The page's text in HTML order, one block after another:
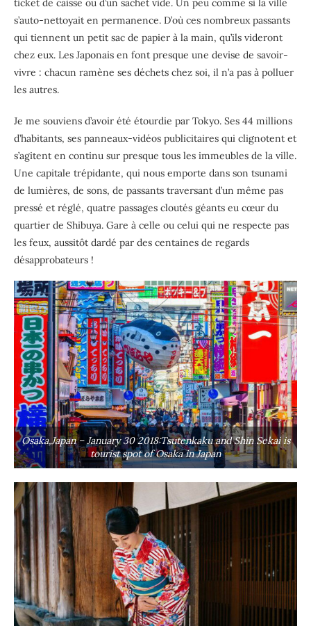
ticket de caisse ou d’un sachet vide. Un peu comme si la ville
s’auto-nettoyait en permanence. D’où ces nombreux passants
qui tiennent un petit sac de papier à la main, qu’ils videront
chez eux. Les Japonais en font presque une devise de savoir-
vivre : chacun ramène ses déchets chez soi, il n’a pas à polluer
les autres.
Je me souviens d’avoir été étourdie par Tokyo. Ses 44 millions
d’habitants, ses panneaux-vidéos publicitaires qui clignotent et
s’agitent en continu sur presque tous les immeubles de la ville.
Une capitale trépidante, qui nous emporte dans son tsunami
de lumières, de sons, de passants traversant d’un même pas
pressé et réglé, quatre passages cloutés géants eu cœur du
quartier de Shibuya. Gare à celle ou celui qui ne respecte pas
les feux, aussitôt dardé par des centaines de regards
désapprobateurs !
Osaka,Japan – January 30 2018:Tsutenkaku and Shin Sekai is
tourist spot of Osaka in Japan